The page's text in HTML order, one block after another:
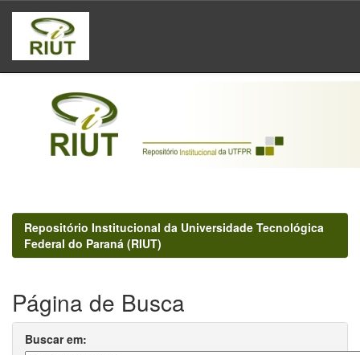
Skip
navigation
Repositório Institucional da Universidade Tecnológica
Federal do Paraná (RIUT)
Página de Busca
Buscar em: